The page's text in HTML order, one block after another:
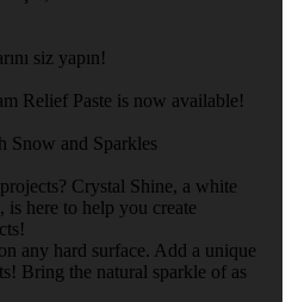
siz yapın!
Relief Paste is now available!
Snow and Sparkles
Crystal Shine, a white
is here to help you create
any hard surface. Add a unique
Bring the natural sparkle of as